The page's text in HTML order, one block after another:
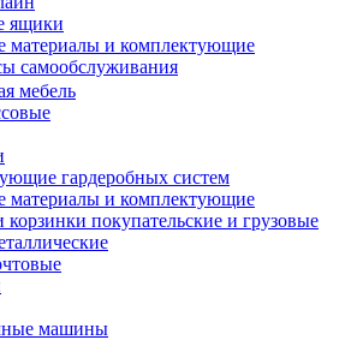
ящики
материалы и комплектующие
самообслуживания
мебель
гардеробных систем
материалы и комплектующие
корзинки покупательские и грузовые
машины